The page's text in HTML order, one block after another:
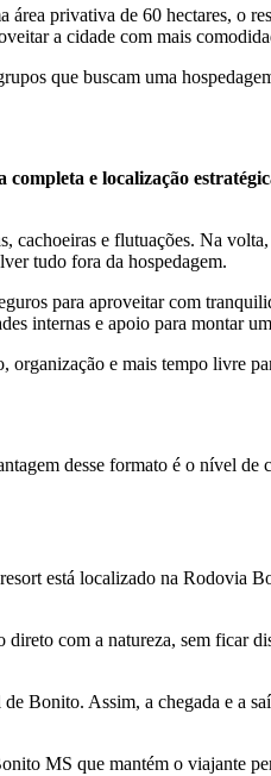
privativa de 60 hectares, o
a cidade com mais
que buscam uma
completa e localização
cachoeiras e flutuações. Na
tudo fora da hospedagem.
para aproveitar com
internas e apoio para montar
e mais tempo livre
desse formato é o nível de
está localizado na Rodovia
com a natureza, sem ficar
Bonito. Assim, a chegada e a
MS que mantém o viajante